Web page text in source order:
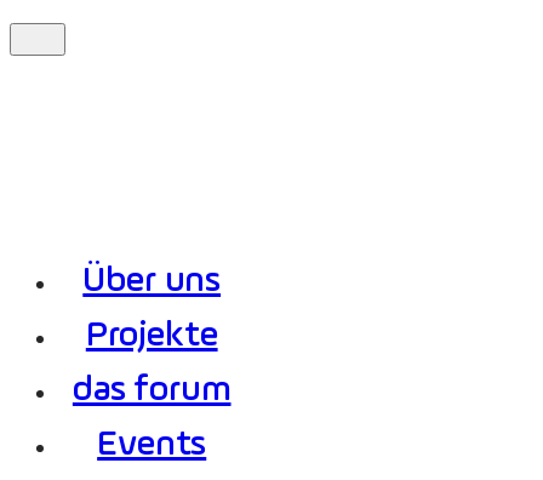
Über uns
Projekte
das forum
Events